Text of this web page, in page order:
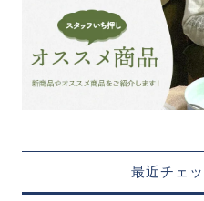
最近チェ